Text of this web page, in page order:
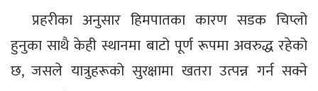
प्रहरीका अनुसार हिमपातका कारण सडक चिप्लो
हुनुका साथै केही स्थानमा बाटो पूर्ण रूपमा अवरुद्ध रहेको
छ, जसले यात्रुहरूको सुरक्षामा खतरा उत्पन्न गर्न सक्ने